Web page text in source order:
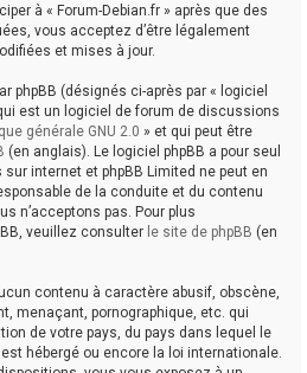
à « Forum-Debian.fr » après que des
vous acceptez d’être légalement
et mises à jour.
phpBB (désignés ci-après par « logiciel
est un logiciel de forum de discussions
générale GNU 2.0 » et qui peut être
(en anglais). Le logiciel phpBB a pour seul
internet et phpBB Limited ne peut en
de la conduite et du contenu
n’acceptons pas. Pour plus
veuillez consulter le site de phpBB (en
contenu à caractère abusif, obscène,
menaçant, pornographique, etc. qui
de votre pays, du pays dans lequel le
hébergé ou encore la loi internationale.